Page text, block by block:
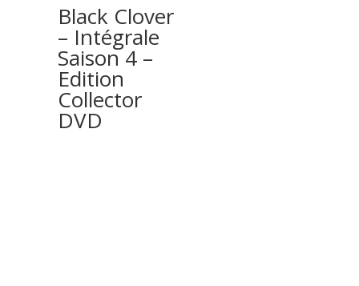
Black Clover
– Intégrale
Saison 4 –
Edition
Collector
DVD